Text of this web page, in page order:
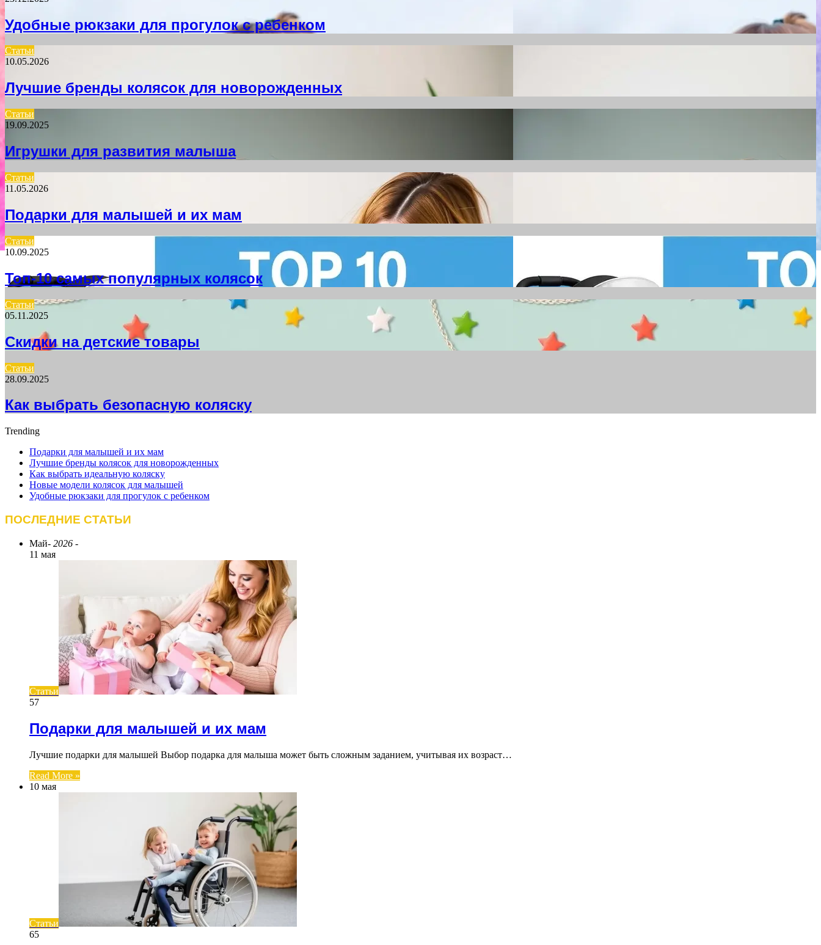
Удобные рюкзаки для прогулок с ребенком
Статьи
10.05.2026
Лучшие бренды колясок для новорожденных
Статьи
19.09.2025
Игрушки для развития малыша
Статьи
11.05.2026
Подарки для малышей и их мам
Статьи
10.09.2025
Топ-10 самых популярных колясок
Статьи
05.11.2025
Скидки на детские товары
Статьи
28.09.2025
Как выбрать безопасную коляску
Trending
Подарки для малышей и их мам
Лучшие бренды колясок для новорожденных
Как выбрать идеальную коляску
Новые модели колясок для малышей
Удобные рюкзаки для прогулок с ребенком
ПОСЛЕДНИЕ СТАТЬИ
Май- 2026 -
11 мая
Статьи
57
Подарки для малышей и их мам
Лучшие подарки для малышей Выбор подарка для малыша может быть сложным заданием, учитывая их возраст…
Read More »
10 мая
Статьи
65